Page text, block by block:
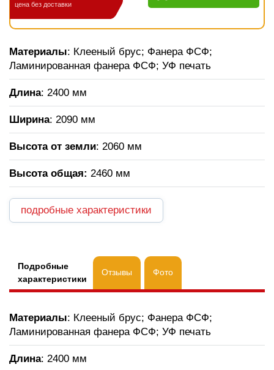
цена без доставки
Материалы: Клееный брус; Фанера ФСФ;
Ламинированная фанера ФСФ; УФ печать
Длина: 2400 мм
Ширина: 2090 мм
Высота от земли: 2060 мм
Высота общая: 2460 мм
подробные характеристики
Подробные
характеристики
Отзывы Фото
Материалы: Клееный брус; Фанера ФСФ;
Ламинированная фанера ФСФ; УФ печать
Длина: 2400 мм